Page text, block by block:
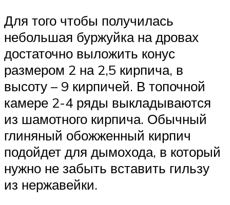
Для того чтобы получилась
небольшая буржуйка на дровах
достаточно выложить конус
размером 2 на 2,5 кирпича, в
высоту – 9 кирпичей. В топочной
камере 2-4 ряды выкладываются
из шамотного кирпича. Обычный
глиняный обожженный кирпич
подойдет для дымохода, в который
нужно не забыть вставить гильзу
из нержавейки.